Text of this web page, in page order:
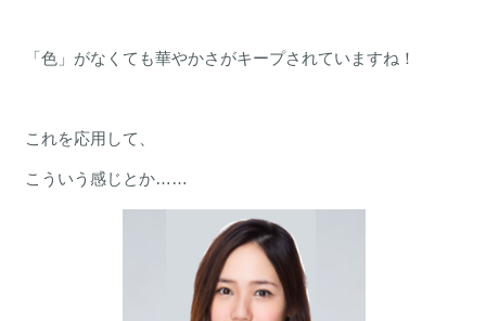
「色」がなくても華やかさがキープされていますね！
これを応用して、
こういう感じとか……